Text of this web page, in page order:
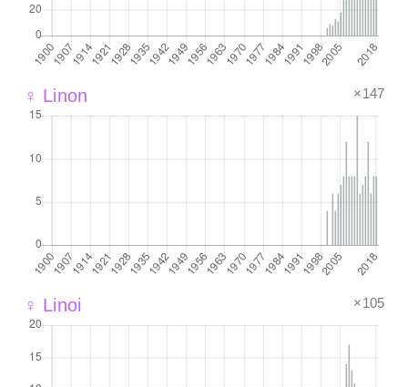
♀ Linon ×147
♀ Linoi ×105